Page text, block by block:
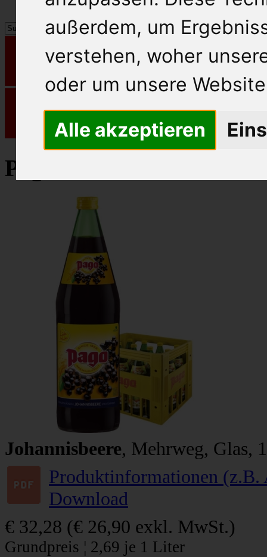
außerdem, um
verstehen, woher
oder um unsere
Alle akzeptieren
Pago Fruchtsaft
Johannisbeere, Mehrweg, Glas,
Produktinformationen
Download
€ 32,28 (€ 26,90 exkl. MwSt.)
Grundpreis ¦ 2,69 je 1 Liter